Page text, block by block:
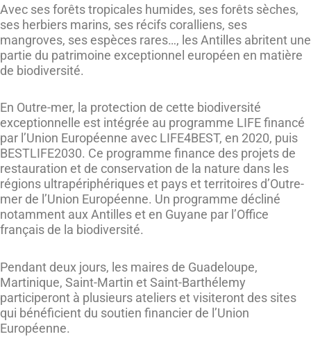
Avec ses forêts tropicales humides, ses forêts sèches,
ses herbiers marins, ses récifs coralliens, ses
mangroves, ses espèces rares…, les Antilles abritent une
partie du patrimoine exceptionnel européen en matière
de biodiversité.
En Outre-mer, la protection de cette biodiversité
exceptionnelle est intégrée au programme LIFE financé
par l’Union Européenne avec LIFE4BEST, en 2020, puis
BESTLIFE2030. Ce programme finance des projets de
restauration et de conservation de la nature dans les
régions ultrapériphériques et pays et territoires d’Outre-
mer de l’Union Européenne. Un programme décliné
notamment aux Antilles et en Guyane par l’Office
français de la biodiversité.
Pendant deux jours, les maires de Guadeloupe,
Martinique, Saint-Martin et Saint-Barthélemy
participeront à plusieurs ateliers et visiteront des sites
qui bénéficient du soutien financier de l’Union
Européenne.